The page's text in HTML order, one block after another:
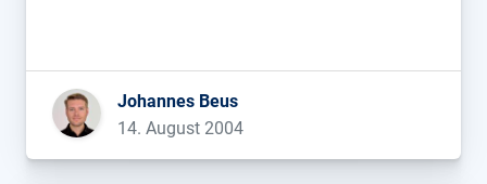
untereinander sowie deren Themen in das
Ranking miteinbeziehen und so bessere
Suchergebnisse liefern....
Johannes Beus
14. August 2004